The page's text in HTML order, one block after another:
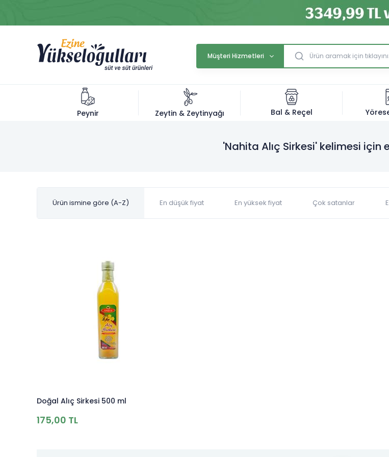
Müşteri Hizmetleri
Peynir Zeytin & Zeytinyağı Bal & Reçel
'Nahita Alıç Sirkesi' kelimesi için
Ürün ismine göre (A-Z) En düşük fiyat En yüksek fiyat Çok satanlar
Doğal Alıç Sirkesi 500 ml
175,00 TL